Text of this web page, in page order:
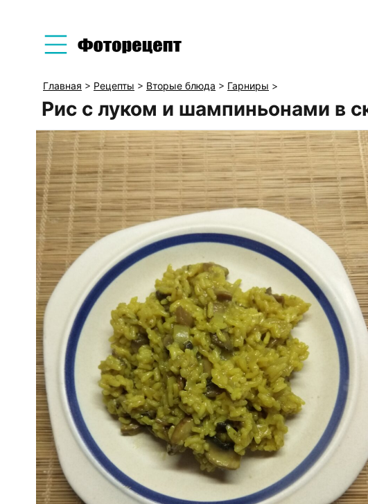
Главная > Рецепты > Вторые блюда > Гарниры >
Рис с луком и шампиньонами в